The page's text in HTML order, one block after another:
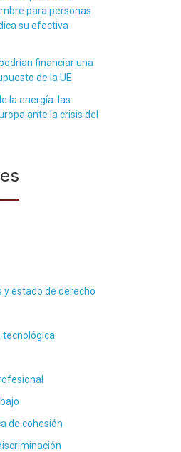
para personas
su efectiva
financiar una
de la UE
la energía: las
ante la crisis del
estado de derecho
tecnológica
de cohesión